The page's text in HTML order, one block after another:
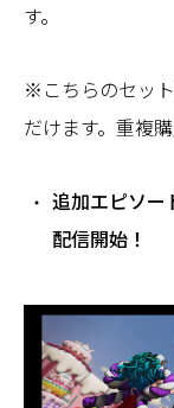
す。
※こちらのセッ
だけます。重複
追加エピソー
配信開始！